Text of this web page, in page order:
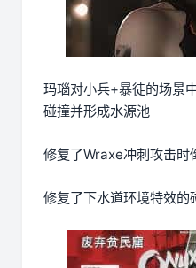
玛瑙对小兵+暴徒的场景
碰撞并形成水源池
修复了Wraxe冲刺攻击时
修复了下水道环境特效的